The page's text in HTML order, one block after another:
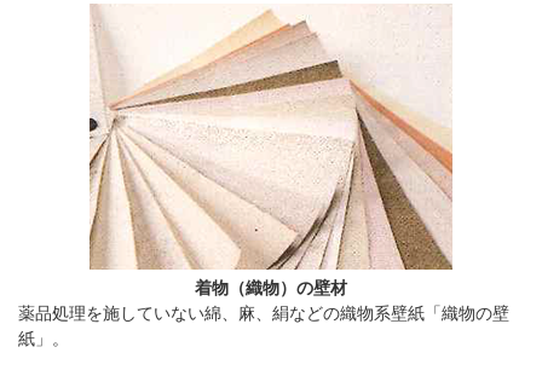
着物（織物）の壁材
薬品処理を施していない綿、麻、絹などの織物系壁紙「織物の壁
紙」。